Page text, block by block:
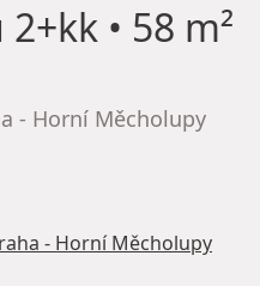
2+kk • 58 m²
- Horní Měcholupy
- Horní Měcholupy